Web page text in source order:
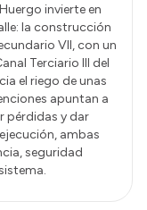
invierte en
la construcción
VII, con un
Terciario III del
el riego de unas
apuntan a
pérdidas y dar
ambas
seguridad